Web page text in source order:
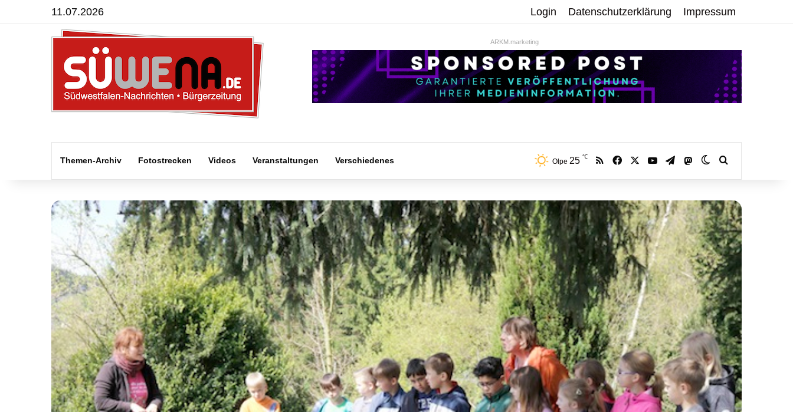
11.07.2026 Login Datenschutzerklärung Impressum
ARKM.marketing
Themen-Archiv Fotostrecken Videos Veranstaltungen Verschiedenes Olpe 25 ℃ RSS Facebook YouTubeTelegramMastodonSkin umschalten